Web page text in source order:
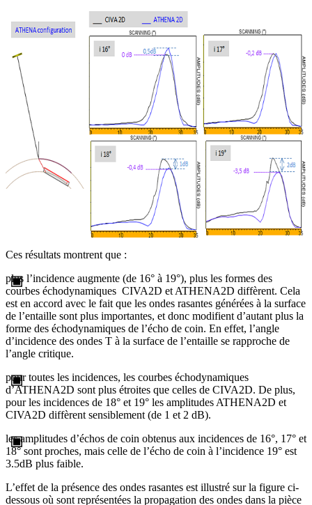
Ces résultats montrent que :
plus l’incidence augmente (de 16° à 19°), plus les formes des
courbes échodynamiques CIVA2D et ATHENA2D diffèrent. Cela
est en accord avec le fait que les ondes rasantes générées à la surface
de l’entaille sont plus importantes, et donc modifient d’autant plus la
forme des échodynamiques de l’écho de coin. En effet, l’angle
d’incidence des ondes T à la surface de l’entaille se rapproche de
l’angle critique.
pour toutes les incidences, les courbes échodynamiques
d’ATHENA2D sont plus étroites que celles de CIVA2D. De plus,
pour les incidences de 18° et 19° les amplitudes ATHENA2D et
CIVA2D diffèrent sensiblement (de 1 et 2 dB).
les amplitudes d’échos de coin obtenus aux incidences de 16°, 17° et
18° sont proches, mais celle de l’écho de coin à l’incidence 19° est
3.5dB plus faible.
L’effet de la présence des ondes rasantes est illustré sur la figure ci-
dessous où sont représentées la propagation des ondes dans la pièce